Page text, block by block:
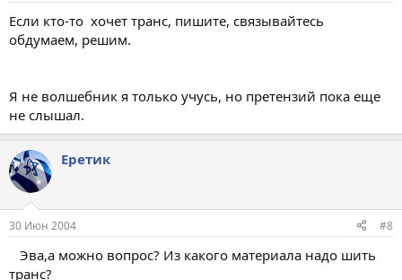
Если кто-то хочет транс, пишите, связывайтесь
обдумаем, решим.
Я не волшебник я только учусь, но претензий пока еще
не слышал.
Еретик
30 Июн 2004 #8
Эва,а можно вопрос? Из какого материала надо шить
транс?